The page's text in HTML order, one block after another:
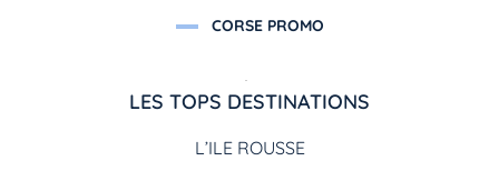
CORSE PROMO
LES TOPS DESTINATIONS
L’ILE ROUSSE